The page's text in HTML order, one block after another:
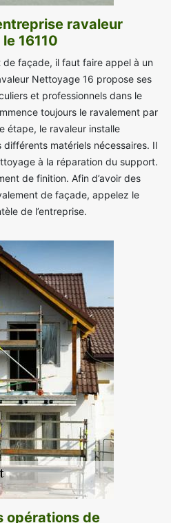
ravaleur
16110
façade, il faut faire appel à un
Nettoyage 16 propose ses
et professionnels dans le
toujours le ravalement par
étape, le ravaleur installe
différents matériels nécessaires. Il
à la réparation du support.
de finition. Afin d’avoir des
de façade, appelez le
de l’entreprise.
opérations de